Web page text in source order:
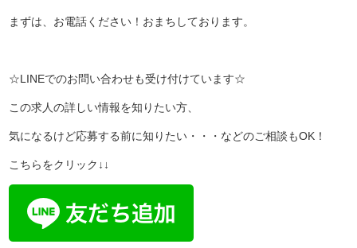
まずは、お電話ください！おまちしております。
☆LINEでのお問い合わせも受け付けています☆
この求人の詳しい情報を知りたい方、
気になるけど応募する前に知りたい・・・などのご相談もOK！
こちらをクリック↓↓